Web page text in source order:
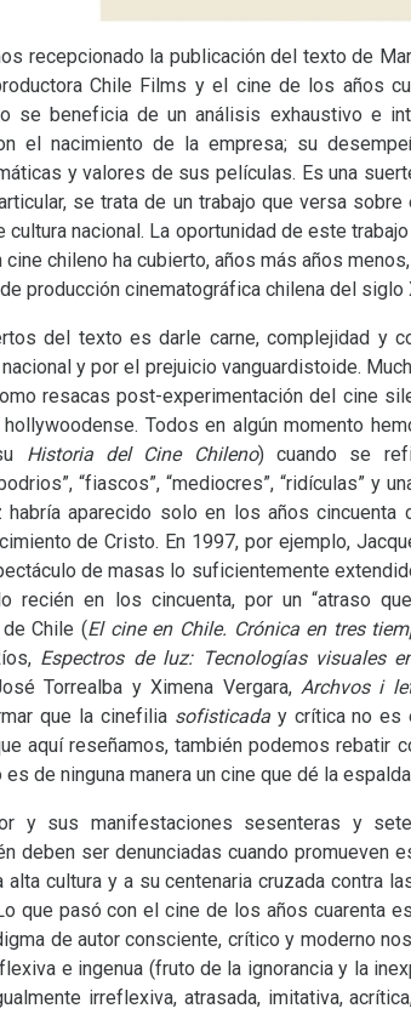
recepcionado la publicación del texto de
Chile Films y el cine de los años
se beneficia de un análisis exhaustivo e
el nacimiento de la empresa; su
y valores de sus películas. Es una
se trata de un trabajo que versa
nacional. La oportunidad de este
chileno ha cubierto, años más años
producción cinematográfica chilena del siglo
del texto es darle carne, complejidad y
y por el prejuicio vanguardistoide.
resacas post-experimentación del cine
Todos en algún momento
Historia del Cine Chileno) cuando se
“fiascos”, “mediocres”, “ridículas” y
habría aparecido solo en los años
de Cristo. En 1997, por ejemplo,
de masas lo suficientemente
recién en los cincuenta, por un “atraso
Chile (El cine en Chile. Crónica en tres
Espectros de luz: Tecnologías visuales
Torrealba y Ximena Vergara, Archvos i
que la cinefilia sofisticaday crítica no es
aquí reseñamos, también podemos rebatir
de ninguna manera un cine que dé la
y sus manifestaciones sesenteras y
deben ser denunciadas cuando promueven
cultura y a su centenaria cruzada contra
que pasó con el cine de los años cuarenta
de autor consciente, crítico y moderno
e ingenua (fruto de la ignorancia y la
irreflexiva, atrasada, imitativa,